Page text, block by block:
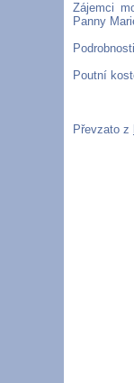
Zájemci
Panny
Poutní
Převzato z